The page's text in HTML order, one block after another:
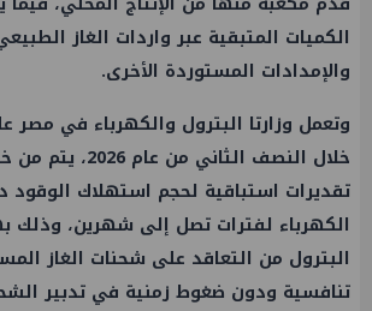
الكميات المتبقية عبر واردات الغاز
والإمدادات المستوردة الأخرى.
وتعمل وزارتا البترول والكهرباء في مصر
خلال النصف الثاني من
تقديرات استباقية لحجم استهلاك
الكهرباء لفترات تصل إلى شهرين، وذلك
البترول من التعاقد على شحنات الغاز
تنافسية ودون ضغوط زمنية في تدبير